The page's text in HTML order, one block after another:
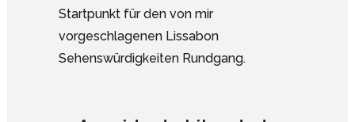
Startpunkt für den von mir
vorgeschlagenen Lissabon
Sehenswürdigkeiten Rundgang.